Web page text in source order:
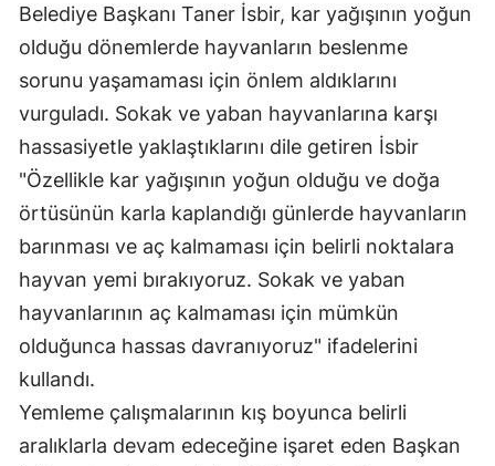
Isparta
Mersin
İstanbul
İzmir
Kars
Kastamonu
Kayseri
Kırklareli
Belediye Başkanı Taner İsbir, kar yağışının yoğun
olduğu dönemlerde hayvanların beslenme
sorunu yaşamaması için önlem aldıklarını
vurguladı. Sokak ve yaban hayvanlarına karşı
hassasiyetle yaklaştıklarını dile getiren İsbir
"Özellikle kar yağışının yoğun olduğu ve doğa
örtüsünün karla kaplandığı günlerde hayvanların
barınması ve aç kalmaması için belirli noktalara
hayvan yemi bırakıyoruz. Sokak ve yaban
hayvanlarının aç kalmaması için mümkün
olduğunca hassas davranıyoruz" ifadelerini
kullandı.
Yemleme çalışmalarının kış boyunca belirli
aralıklarla devam edeceğine işaret eden Başkan